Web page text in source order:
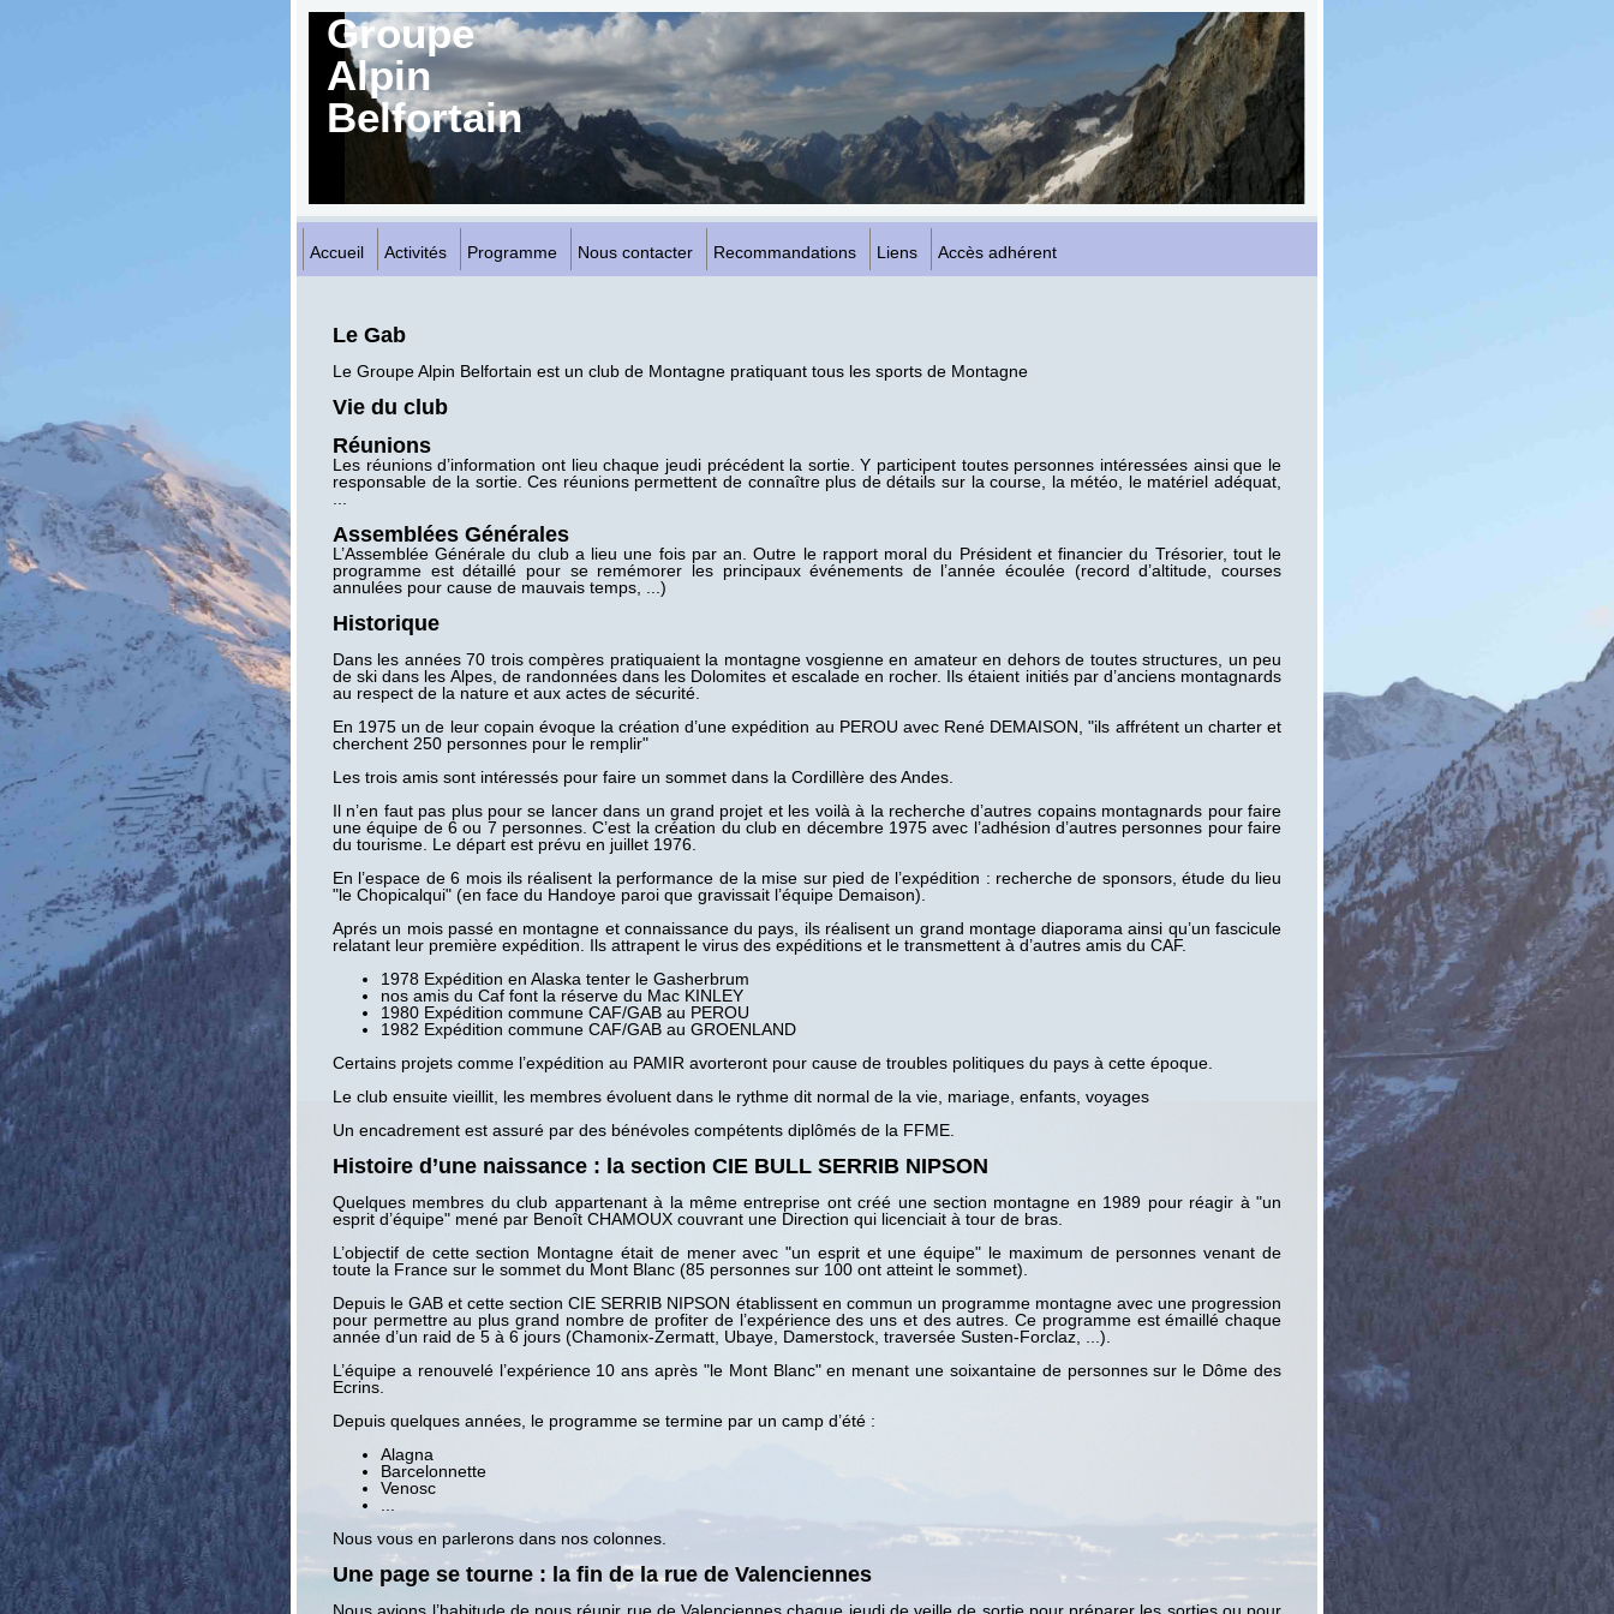
Groupe
Alpin
Belfortain
Accueil Activités Programme Nous contacter Recommandations Liens Accès adhérent
Le Gab
Le Groupe Alpin Belfortain est un club de Montagne pratiquant tous les sports de Montagne
Vie du club
Réunions
Les réunions d’information ont lieu chaque jeudi précédent la sortie. Y participent toutes personnes intéressées ainsi que le
responsable de la sortie. Ces réunions permettent de connaître plus de détails sur la course, la météo, le matériel adéquat,
Assemblées Générales
L’Assemblée Générale du club a lieu une fois par an. Outre le rapport moral du Président et financier du Trésorier, tout le
programme est détaillé pour se remémorer les principaux événements de l’année écoulée (record d’altitude, courses
annulées pour cause de mauvais temps, ...)
Historique
Dans les années 70 trois compères pratiquaient la montagne vosgienne en amateur en dehors de toutes structures, un peu
de ski dans les Alpes, de randonnées dans les Dolomites et escalade en rocher. Ils étaient initiés par d’anciens montagnards
au respect de la nature et aux actes de sécurité.
En 1975 un de leur copain évoque la création d’une expédition au PEROU avec René DEMAISON, "ils affrétent un charter et
cherchent 250 personnes pour le remplir"
Les trois amis sont intéressés pour faire un sommet dans la Cordillère des Andes.
Il n’en faut pas plus pour se lancer dans un grand projet et les voilà à la recherche d’autres copains montagnards pour faire
une équipe de 6 ou 7 personnes. C’est la création du club en décembre 1975 avec l’adhésion d’autres personnes pour faire
du tourisme. Le départ est prévu en juillet 1976.
En l’espace de 6 mois ils réalisent la performance de la mise sur pied de l’expédition : recherche de sponsors, étude du lieu
"le Chopicalqui" (en face du Handoye paroi que gravissait l’équipe Demaison).
Aprés un mois passé en montagne et connaissance du pays, ils réalisent un grand montage diaporama ainsi qu’un fascicule
relatant leur première expédition. Ils attrapent le virus des expéditions et le transmettent à d’autres amis du CAF.
1978 Expédition en Alaska tenter le Gasherbrum
nos amis du Caf font la réserve du Mac KINLEY
1980 Expédition commune CAF/GAB au PEROU
1982 Expédition commune CAF/GAB au GROENLAND
Certains projets comme l’expédition au PAMIR avorteront pour cause de troubles politiques du pays à cette époque.
Le club ensuite vieillit, les membres évoluent dans le rythme dit normal de la vie, mariage, enfants, voyages
Un encadrement est assuré par des bénévoles compétents diplômés de la FFME.
Histoire d’une naissance : la section CIE BULL SERRIB NIPSON
Quelques membres du club appartenant à la même entreprise ont créé une section montagne en 1989 pour réagir à "un
esprit d’équipe" mené par Benoît CHAMOUX couvrant une Direction qui licenciait à tour de bras.
L’objectif de cette section Montagne était de mener avec "un esprit et une équipe" le maximum de personnes venant de
toute la France sur le sommet du Mont Blanc (85 personnes sur 100 ont atteint le sommet).
Depuis le GAB et cette section CIE SERRIB NIPSON établissent en commun un programme montagne avec une progression
pour permettre au plus grand nombre de profiter de l’expérience des uns et des autres. Ce programme est émaillé chaque
année d’un raid de 5 à 6 jours (Chamonix-Zermatt, Ubaye, Damerstock, traversée Susten-Forclaz, ...).
L’équipe a renouvelé l’expérience 10 ans après "le Mont Blanc" en menant une soixantaine de personnes sur le Dôme des
Ecrins.
Depuis quelques années, le programme se termine par un camp d’été :
Alagna
Barcelonnette
Venosc
Nous vous en parlerons dans nos colonnes.
Une page se tourne : la fin de la rue de Valenciennes